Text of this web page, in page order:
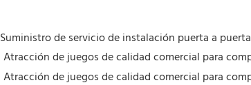
Suministro de servicio de instalación puerta a puerta